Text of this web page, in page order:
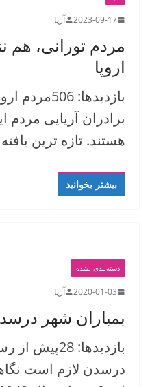
2023-09-17 آریا
مردم تورانی، هم
اروپا
بازدیدها:
برادران آریایی مردم
هستند. تازه ترین
بیشتر بخوانید
دسته‌بندی نشده
2020-01-03 آریا
بمباران شهر
بازدیدها:
درسدن لازم است